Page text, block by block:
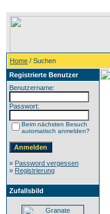
Home / Suchen
Registrierte Benutzer
Benutzername:
Passwort:
Beim nächsten Besuch
automatisch anmelden?
» Password vergessen
» Registrierung
Zufallsbild